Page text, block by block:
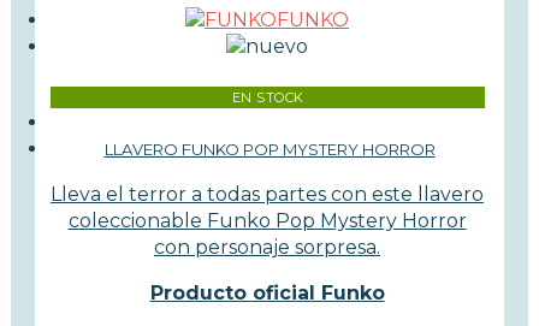
FUNKO
EN STOCK
LLAVERO FUNKO POP MYSTERY HORROR
Lleva el terror a todas partes con este llavero
coleccionable Funko Pop Mystery Horror
con personaje sorpresa.
Producto oficial Funko